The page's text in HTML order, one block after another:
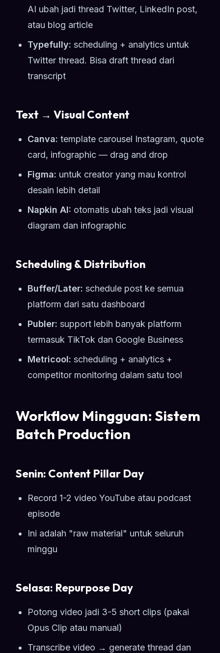
AI ubah jadi thread Twitter, LinkedIn post,
atau blog article
Typefully: scheduling + analytics untuk
Twitter thread. Bisa draft thread dari
transcript
Text → Visual Content
Canva: template carousel Instagram, quote
card, infographic — drag and drop
Figma: untuk creator yang mau kontrol
desain lebih detail
Napkin AI: otomatis ubah teks jadi visual
diagram dan infographic
Scheduling & Distribution
Buffer/Later: schedule post ke semua
platform dari satu dashboard
Publer: support lebih banyak platform
termasuk TikTok dan Google Business
Metricool: scheduling + analytics +
competitor monitoring dalam satu tool
Workflow Mingguan: Sistem
Batch Production
Senin: Content Pillar Day
Record 1-2 video YouTube atau podcast
episode
Ini adalah "raw material" untuk seluruh
minggu
Selasa: Repurpose Day
Potong video jadi 3-5 short clips (pakai
Opus Clip atau manual)
Transcribe video → generate thread dan